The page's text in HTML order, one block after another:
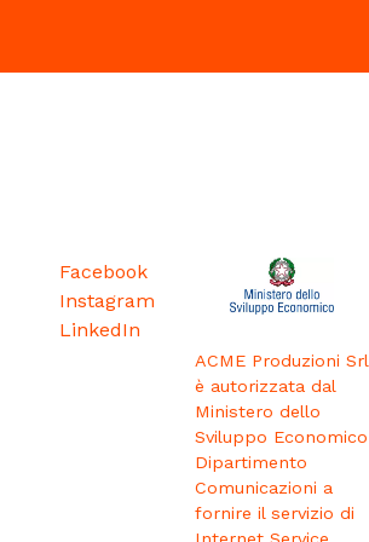
Facebook
Instagram
LinkedIn
ACME Produzioni Srl
è autorizzata dal
Ministero dello
Sviluppo Economico
Dipartimento
Comunicazioni a
fornire il servizio di